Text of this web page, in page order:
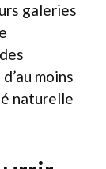
galeries
moins
naturelle